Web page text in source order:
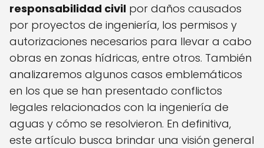
responsabilidad civil por daños causados
por proyectos de ingeniería, los permisos y
autorizaciones necesarios para llevar a cabo
obras en zonas hídricas, entre otros. También
analizaremos algunos casos emblemáticos
en los que se han presentado conflictos
legales relacionados con la ingeniería de
aguas y cómo se resolvieron. En definitiva,
este artículo busca brindar una visión general